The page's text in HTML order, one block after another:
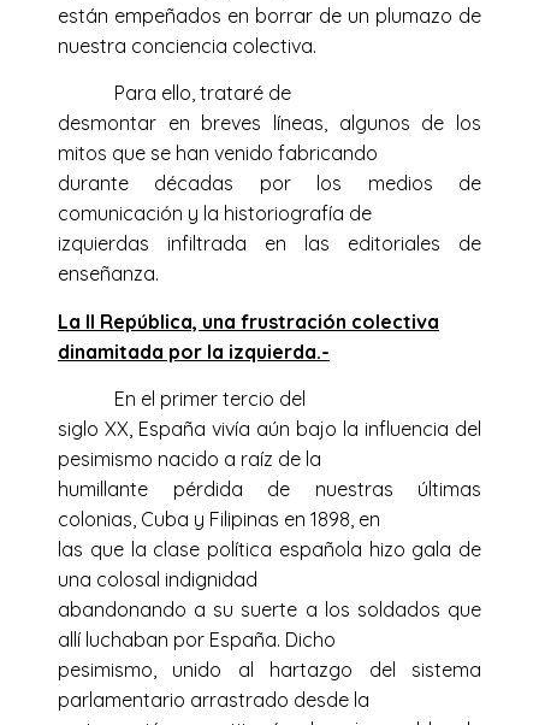
están empeñados en borrar de un plumazo de
nuestra conciencia colectiva.
Para ello, trataré de
desmontar en breves líneas, algunos de los
mitos que se han venido fabricando
durante décadas por los medios de
comunicación y la historiografía de
izquierdas infiltrada en las editoriales de
enseñanza.
La II República, una frustración colectiva
dinamitada por la izquierda.-
En el primer tercio del
siglo XX, España vivía aún bajo la influencia del
pesimismo nacido a raíz de la
humillante pérdida de nuestras últimas
colonias, Cuba y Filipinas en 1898, en
las que la clase política española hizo gala de
una colosal indignidad
abandonando a su suerte a los soldados que
allí luchaban por España. Dicho
pesimismo, unido al hartazgo del sistema
parlamentario arrastrado desde la